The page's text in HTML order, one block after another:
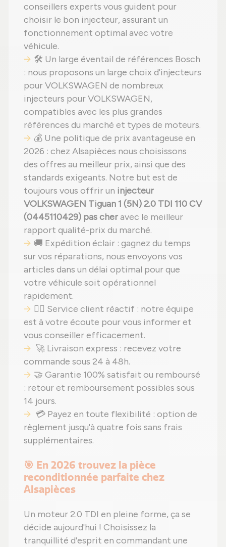
conseillers experts vous guident pour
choisir le bon injecteur, assurant un
fonctionnement optimal avec votre
véhicule.
🛠️ Un large éventail de références Bosch
: nous proposons un large choix d'injecteurs
pour VOLKSWAGEN de nombreux
injecteurs pour VOLKSWAGEN,
compatibles avec les plus grandes
références du marché et types de moteurs.
💰 Une politique de prix avantageuse en
2026 : chez Alsapièces nous choisissons
des offres au meilleur prix, ainsi que des
standards exigeants. Notre but est de
toujours vous offrir un injecteur
VOLKSWAGEN Tiguan 1 (5N) 2.0 TDI 110 CV
(0445110429) pas cheravec le meilleur
rapport qualité-prix du marché.
🚚 Expédition éclair : gagnez du temps
sur vos réparations, nous envoyons vos
articles dans un délai optimal pour que
votre véhicule soit opérationnel
rapidement.
🙋‍♂️ Service client réactif : notre équipe
est à votre écoute pour vous informer et
vous conseiller efficacement.
🚀 Livraison express : recevez votre
commande sous 24 à 48h.
🤝 Garantie 100% satisfait ou remboursé
: retour et remboursement possibles sous
14 jours.
💳 Payez en toute flexibilité : option de
règlement jusqu'à quatre fois sans frais
supplémentaires.
🎯 En 2026 trouvez la pièce
reconditionnée parfaite chez
Alsapièces
Un moteur 2.0 TDI en pleine forme, ça se
décide aujourd'hui ! Choisissez la
tranquillité d'esprit en commandant une